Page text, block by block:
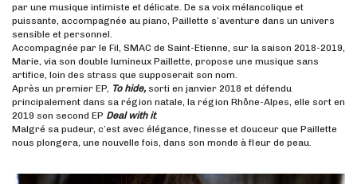
par une musique intimiste et délicate. De sa voix mélancolique et
puissante, accompagnée au piano, Paillette s’aventure dans un univers
sensible et personnel.
Accompagnée par le Fil, SMAC de Saint-Etienne, sur la saison 2018-2019,
Marie, via son double lumineux Paillette, propose une musique sans
artifice, loin des strass que supposerait son nom.
Après un premier EP, To hide, sorti en janvier 2018 et défendu
principalement dans sa région natale, la région Rhône-Alpes, elle sort en
2019 son second EP Deal with it.
Malgré sa pudeur, c’est avec élégance, finesse et douceur que Paillette
nous plongera, une nouvelle fois, dans son monde à fleur de peau.